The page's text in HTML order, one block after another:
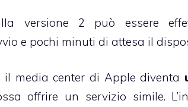
versione 2 può essere
e pochi minuti di attesa il
media center di Apple diventa
offrire un servizio simile.